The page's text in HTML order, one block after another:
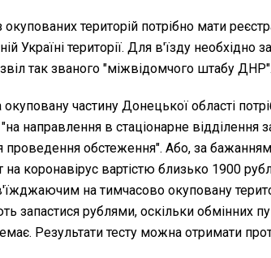
окупованих територій потрібно мати
Україні території. Для в'їзду необхідно
так званого "міжвідомчого штабу ДНР".
окуповану частину Донецької області
направлення в стаціонарне відділення
проведення обстеження". Або, за
на коронавірус вартістю близько 1900
на тимчасово окуповану
запастися рублями, оскільки обмінних
Результати тесту можна отримати